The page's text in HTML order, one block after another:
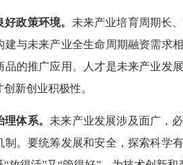
政策环境。 未来产业培育周期长
建与未来产业全生命周期融资需求
品的推广应用。人才是未来产业
新创业积极性。
体系。 未来产业发展涉及面广，
制。要统筹发展和安全，探索科学